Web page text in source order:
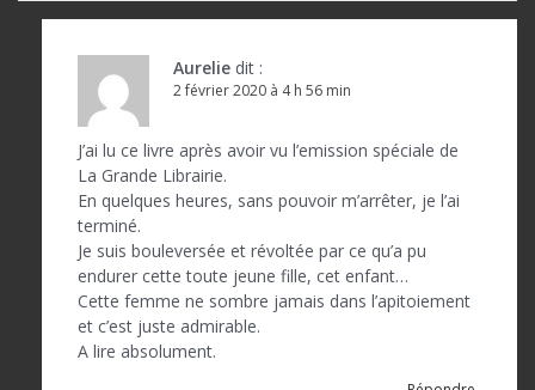
Aurelie dit :
2 février 2020 à 4 h 56 min
J’ai lu ce livre après avoir vu l’emission spéciale de
La Grande Librairie.
En quelques heures, sans pouvoir m’arrêter, je l’ai
terminé.
Je suis bouleversée et révoltée par ce qu’a pu
endurer cette toute jeune fille, cet enfant…
Cette femme ne sombre jamais dans l’apitoiement
et c’est juste admirable.
A lire absolument.